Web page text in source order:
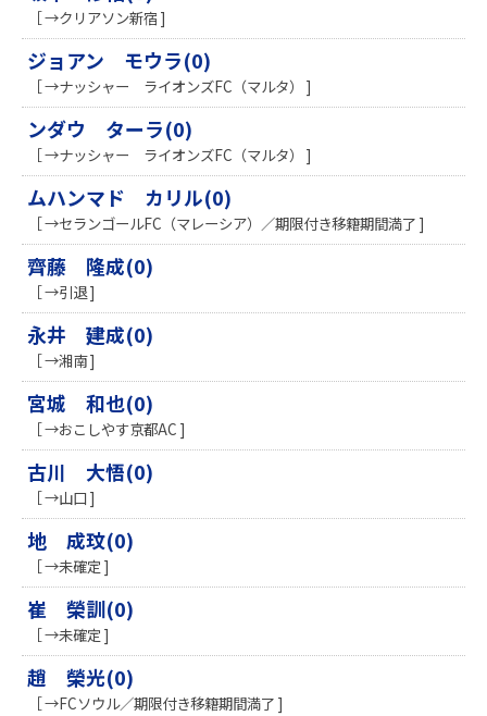
［ →クリアソン新宿 ]
ジョアン モウラ(0)
［ →ナッシャー ライオンズFC（マルタ） ]
ンダウ ターラ(0)
［ →ナッシャー ライオンズFC（マルタ） ]
ムハンマド カリル(0)
［ →セランゴールFC（マレーシア）／期限付き移籍期間満了 ]
齊藤 隆成(0)
［ →引退 ]
永井 建成(0)
［ →湘南 ]
宮城 和也(0)
［ →おこしやす京都AC ]
古川 大悟(0)
［ →山口 ]
地 成玟(0)
［ →未確定 ]
崔 榮訓(0)
［ →未確定 ]
趙 榮光(0)
［ →FCソウル／期限付き移籍期間満了 ]